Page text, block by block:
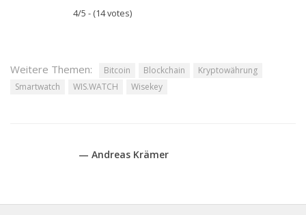
4/5 - (14 votes)
Weitere Themen: Bitcoin Blockchain
Kryptowährung
Smartwatch
WIS.WATCH Wisekey
— Andreas Krämer